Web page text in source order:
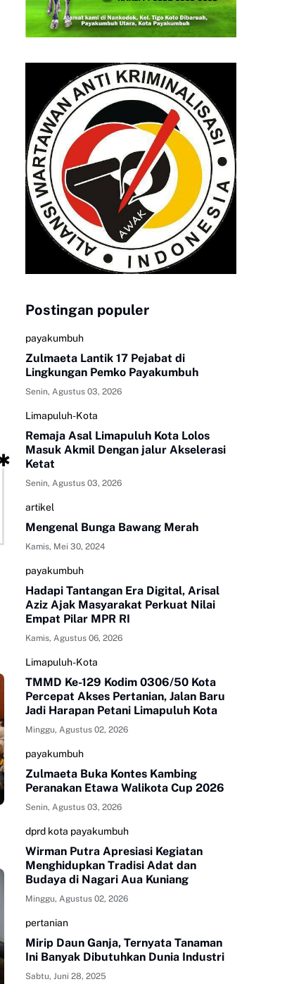
Postingan populer
payakumbuh
Zulmaeta Lantik 17 Pejabat di
Lingkungan Pemko Payakumbuh
Senin, Agustus 03, 2026
Limapuluh-Kota
Remaja Asal Limapuluh Kota Lolos
Masuk Akmil Dengan jalur Akselerasi
Ketat
Senin, Agustus 03, 2026
artikel
Mengenal Bunga Bawang Merah
Kamis, Mei 30, 2024
payakumbuh
Hadapi Tantangan Era Digital, Arisal
Aziz Ajak Masyarakat Perkuat Nilai
Empat Pilar MPR RI
Kamis, Agustus 06, 2026
Limapuluh-Kota
TMMD Ke-129 Kodim 0306/50 Kota
Percepat Akses Pertanian, Jalan Baru
Jadi Harapan Petani Limapuluh Kota
Minggu, Agustus 02, 2026
payakumbuh
Zulmaeta Buka Kontes Kambing
Peranakan Etawa Walikota Cup 2026
Senin, Agustus 03, 2026
dprd kota payakumbuh
Wirman Putra Apresiasi Kegiatan
Menghidupkan Tradisi Adat dan
Budaya di Nagari Aua Kuniang
Minggu, Agustus 02, 2026
pertanian
Mirip Daun Ganja, Ternyata Tanaman
Ini Banyak Dibutuhkan Dunia Industri
Sabtu, Juni 28, 2025